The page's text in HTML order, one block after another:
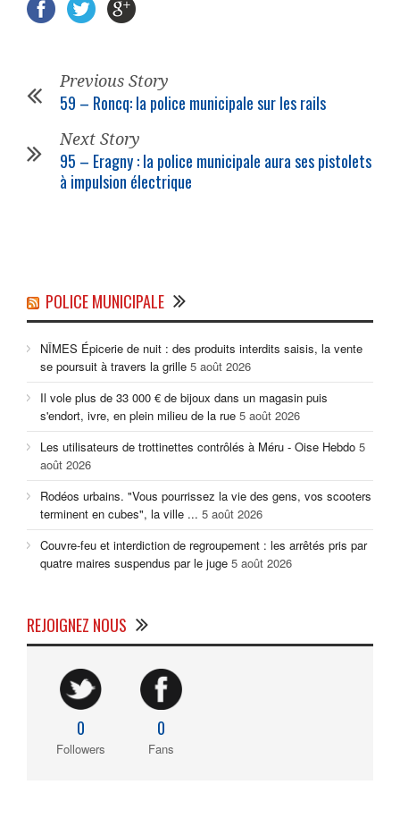
Previous Story
59 – Roncq: la police municipalesur les rails
Next Story
95 – Eragny : la police municipale aura ses pistolets
à impulsion électrique
POLICE MUNICIPALE
NÎMES Épicerie de nuit : des produits interdits saisis, la vente
se poursuit à travers la grille 5 août 2026
Il vole plus de 33 000 € de bijoux dans un magasin puis
s'endort, ivre, en plein milieu de la rue 5 août 2026
Les utilisateurs de trottinettes contrôlés à Méru - Oise Hebdo 5
août 2026
Rodéos urbains. "Vous pourrissez la vie des gens, vos scooters
terminent en cubes", la ville ... 5 août 2026
Couvre-feu et interdiction de regroupement : les arrêtés pris par
quatre maires suspendus par le juge 5 août 2026
REJOIGNEZ NOUS
0
Followers
0
Fans